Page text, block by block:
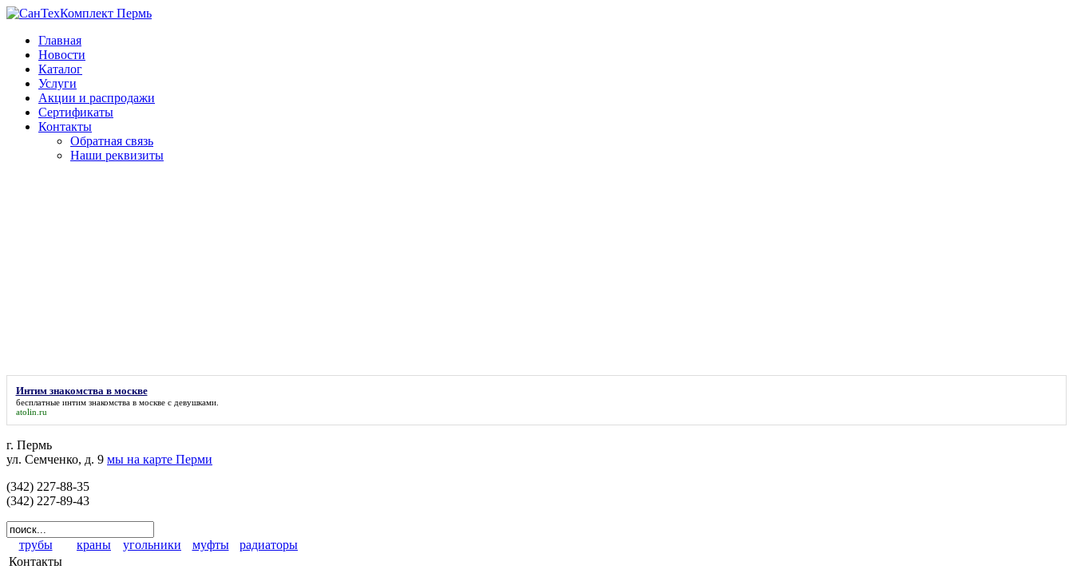
Главная
Новости
Каталог
Услуги
Акции и распродажи
Сертификаты
Контакты
Обратная связь
Наши реквизиты
Интим знакомства в москве
бесплатные интим знакомства в москвес девушками.
atolin.ru
г. Пермь
ул. Семченко, д. 9 мы на карте Перми
(342) 227-88-35
(342) 227-89-43
трубы краны угольники муфты
радиаторы
Контакты